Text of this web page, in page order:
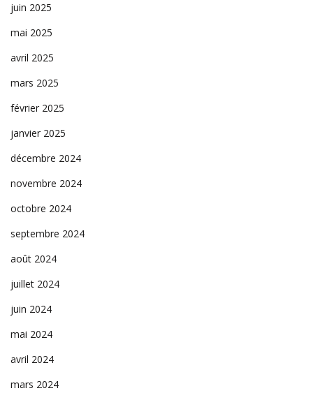
juin 2025
mai 2025
avril 2025
mars 2025
février 2025
janvier 2025
décembre 2024
novembre 2024
octobre 2024
septembre 2024
août 2024
juillet 2024
juin 2024
mai 2024
avril 2024
mars 2024